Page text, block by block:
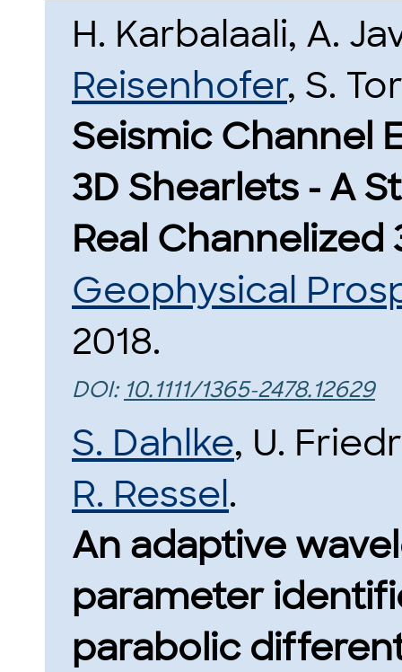
H. Karbalaali, A.
Reisenhofer, S.
Seismic Channel
3D Shearlets - A
Real Channelized
Geophysical
2018.
DOI: 10.1111/1365-2478.12629
S. Dahlke, U.
R. Ressel.
An adaptive
parameter
parabolic